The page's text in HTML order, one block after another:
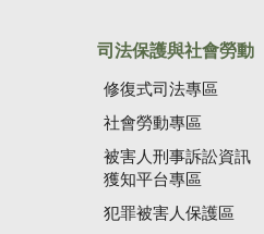
司法保護與社會勞動
修復式司法專區
社會勞動專區
被害人刑事訴訟資訊
獲知平台專區
犯罪被害人保護區